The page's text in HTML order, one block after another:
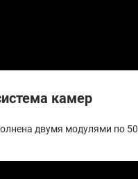
камер
двумя модулями по